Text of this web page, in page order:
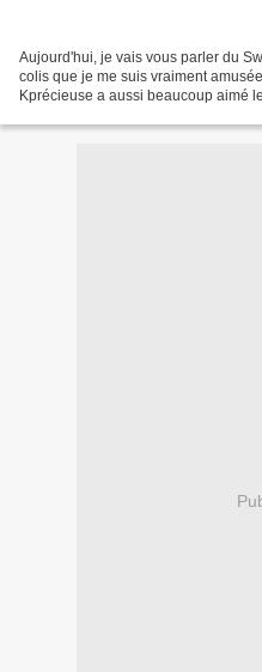
Aujourd'hui, je vais vous parler du
colis que je me suis vraiment
Kprécieuse a aussi beaucoup aimé